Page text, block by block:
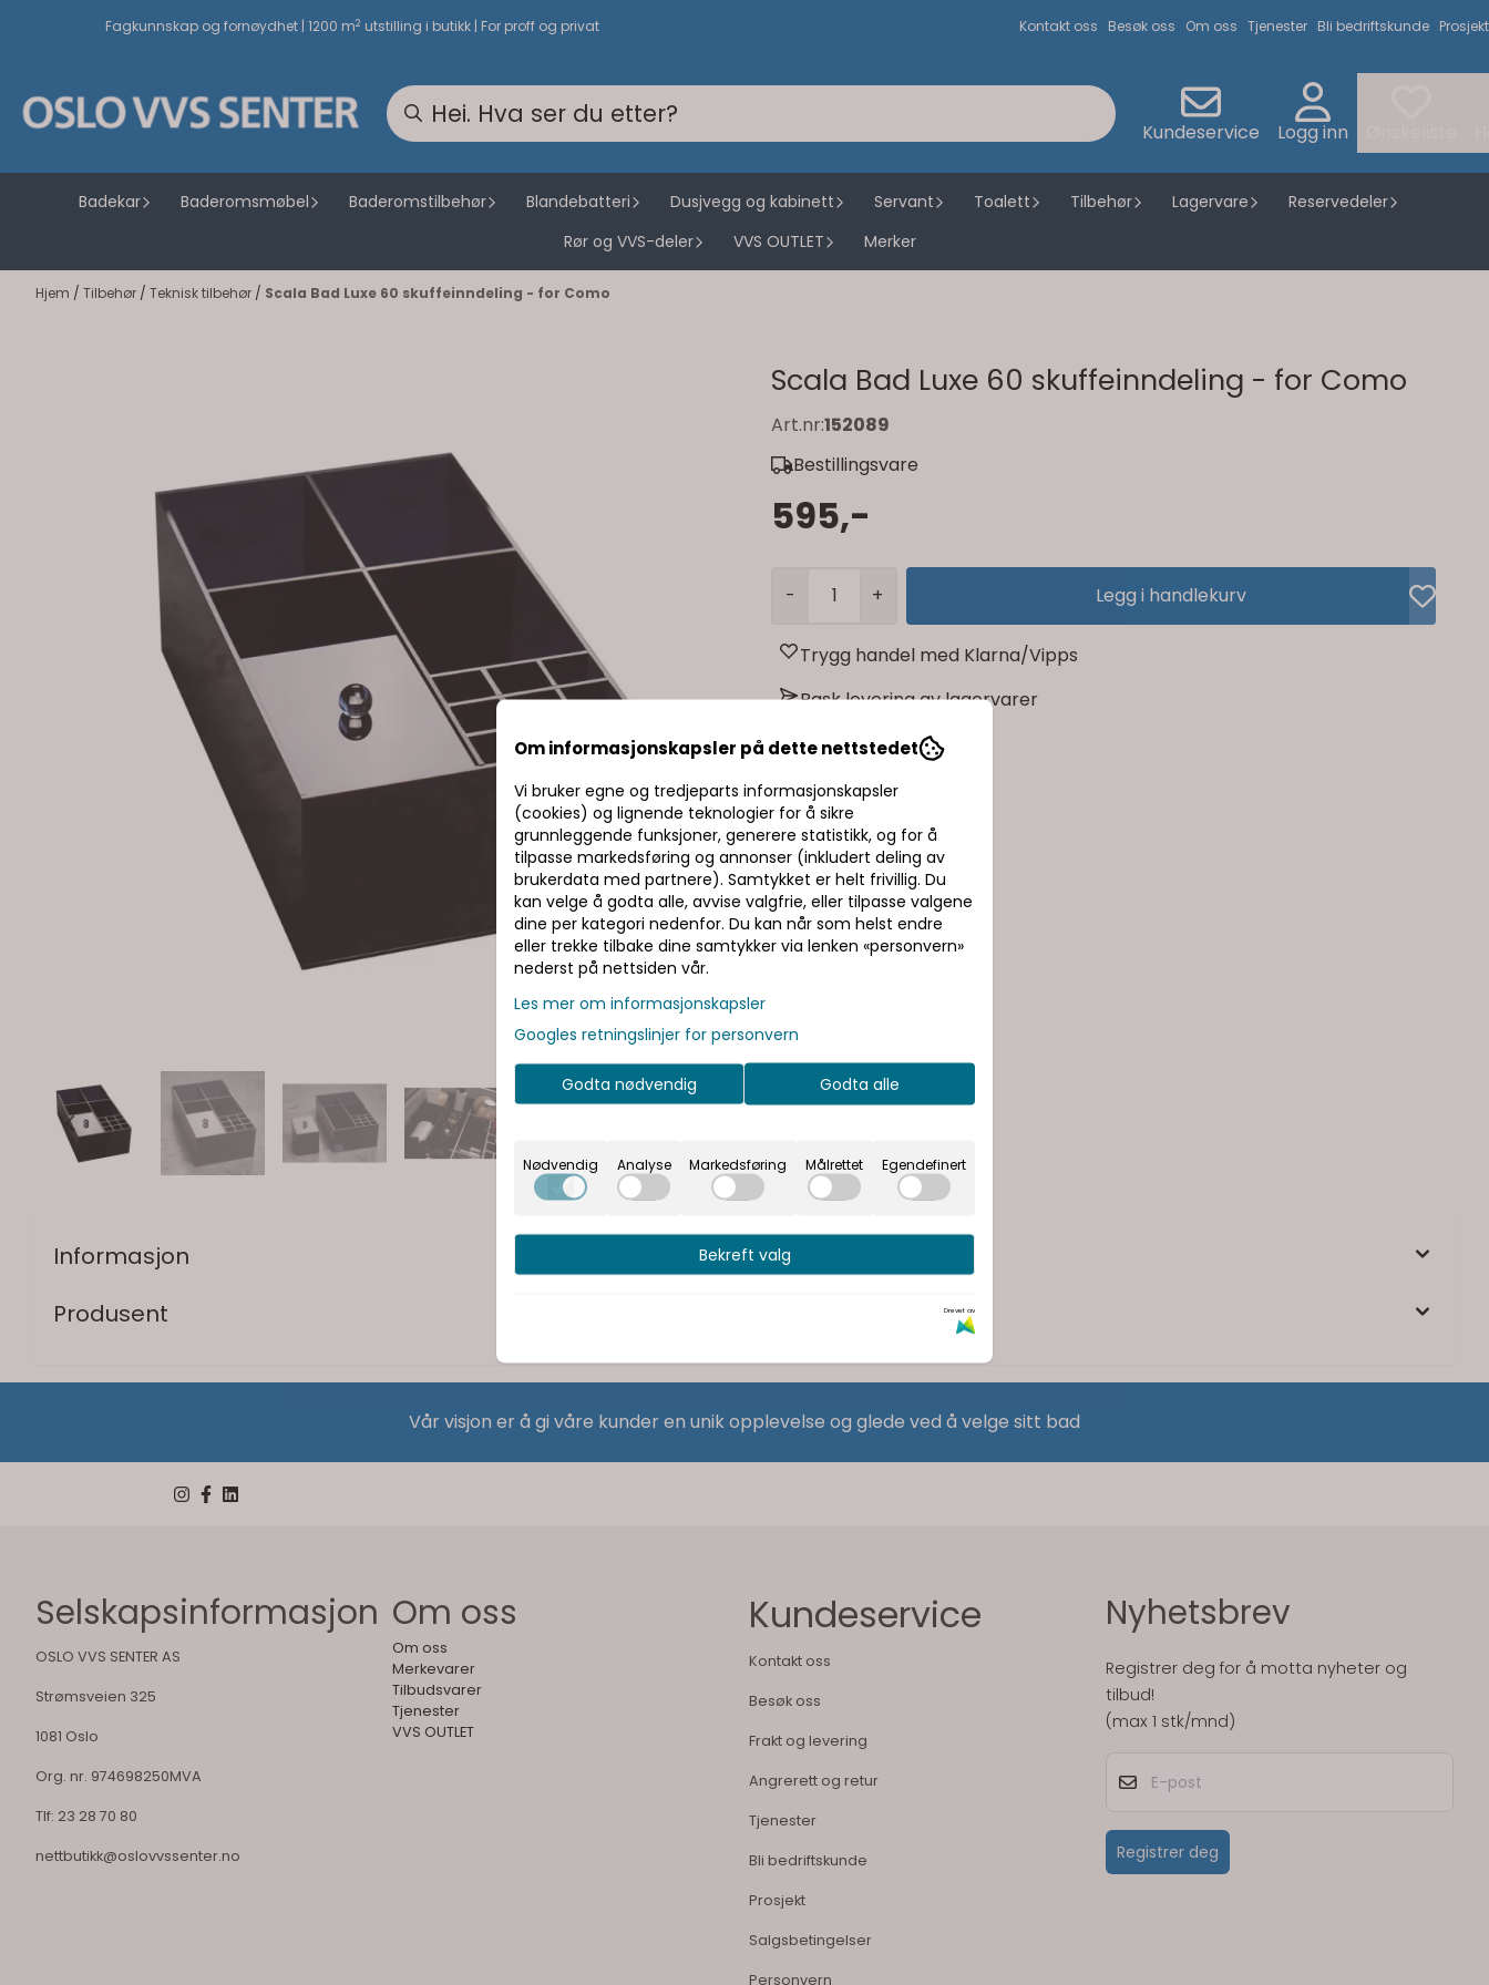
Hopp til innholdFagkunnskap og fornøydhet | 1200 m2 utstilling i butikk | For proff og privat Kontakt oss Besøk oss Om oss Tjenester Bli bedriftskunde Prosjekt
Kundeservice Logg inn
Badekar Baderomsmøbel Baderomstilbehør Blandebatteri Dusjvegg og kabinett Servant Toalett Tilbehør Lagervare
Reservedeler
Rør og VVS-deler
VVS OUTLET Merker
Hjem / Tilbehør / Teknisk tilbehør / Scala Bad Luxe 60 skuffeinndeling - for Como
Scala Bad Luxe 60 skuffeinndeling - for Como
Art.nr:152089
Bestillingsvare
595,-
- + Legg i handlekurv
Trygg handel med Klarna/Vipps
Rask levering av lagervarer
Halv pris på frakt
Informasjon
Produsent
Vår visjon er å gi våre kunder en unik opplevelse og glede ved å velge sitt bad
Selskapsinformasjon
OSLO VVS SENTER AS
Strømsveien 325
1081 Oslo
Org. nr. 974698250MVA
Tlf: 23 28 70 80
nettbutikk@oslovvssenter.no
Om oss
Om oss
Merkevarer
Tilbudsvarer
Tjenester
VVS OUTLET
Kundeservice
Kontakt oss
Besøk oss
Frakt og levering
Angrerett og retur
Tjenester
Bli bedriftskunde
Prosjekt
Salgsbetingelser
Personvern
Nyhetsbrev
Registrer deg for å motta nyheter og
tilbud!
(max 1 stk/mnd)
Registrer deg
Om informasjonskapsler på dette nettstedet
Vi bruker egne og tredjeparts informasjonskapsler
(cookies) og lignende teknologier for å sikre
grunnleggende funksjoner, generere statistikk, og for å
tilpasse markedsføring og annonser (inkludert deling av
brukerdata med partnere). Samtykket er helt frivillig. Du
kan velge å godta alle, avvise valgfrie, eller tilpasse valgene
dine per kategori nedenfor. Du kan når som helst endre
eller trekke tilbake dine samtykker via lenken «personvern»
nederst på nettsiden vår.
Les mer om informasjonskapsler
Googles retningslinjer for personvern
Godta nødvendig Godta alle
Nødvendig Analyse Markedsføring Målrettet Egendefinert
Bekreft valg
Drevet av